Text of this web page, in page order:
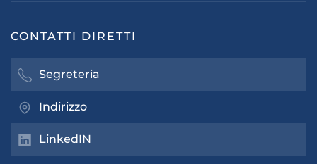
CONTATTI DIRETTI
Segreteria
Indirizzo
LinkedIN